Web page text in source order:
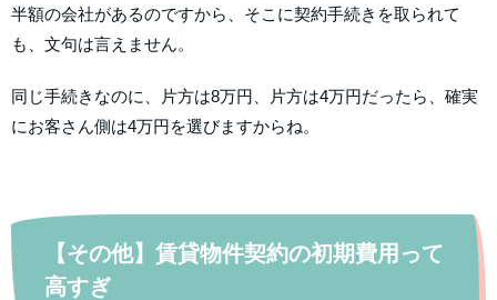
半額の会社があるのですから、そこに契約手続きを取られて
も、文句は言えません。
同じ手続きなのに、片方は8万円、片方は4万円だったら、確実
にお客さん側は4万円を選びますからね。
【その他】賃貸物件契約の初期費用って
高すぎ